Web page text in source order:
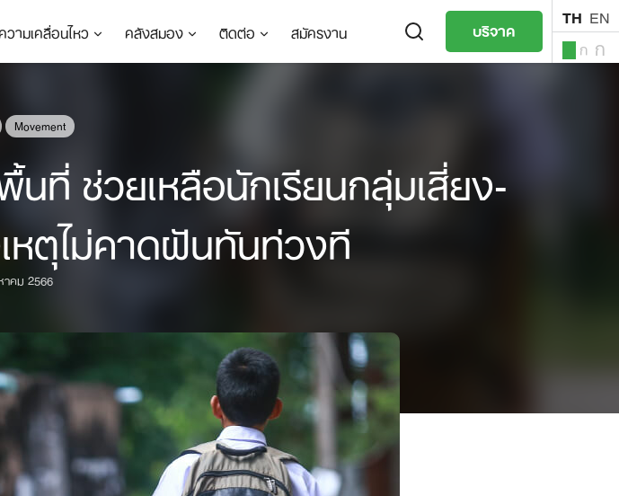
วามเคลื่อนไหว คลังสมอง ติดต่อ สมัครงาน บริจาค TH EN
ก ก
Movement
ที่ ช่วยเหลือนักเรียนกลุ่มเสี่ยง-
หตุไม่คาดฝันทันท่วงที
คม 2566